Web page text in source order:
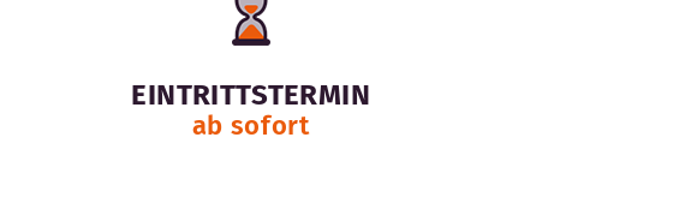
EINTRITTSTERMIN
ab sofort